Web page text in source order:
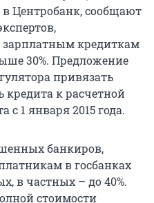
Центробанк, сообщают
кредиткам
30%. Предложение
привязать
к расчетной
с 1 января 2015 года.
банкиров,
в госбанках
в частных – до 40%.
стоимости